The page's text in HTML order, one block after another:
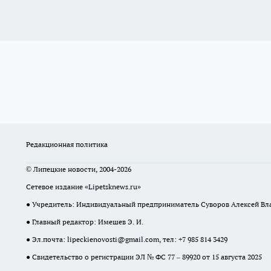
Редакционная политика
© Липецкие новости, 2004-2026
Сетевое издание «Lipetsknews.ru»
● Учредитель: Индивидуальный предприниматель Суворов Алексей
● Главный редактор: Имешев Э. И.
● Эл.почта: lipeckienovosti@gmail.com, тел: +7 985 814 3429
● Свидетельство о регистрации ЭЛ № ФС 77 – 89920 от 15 августа 2025